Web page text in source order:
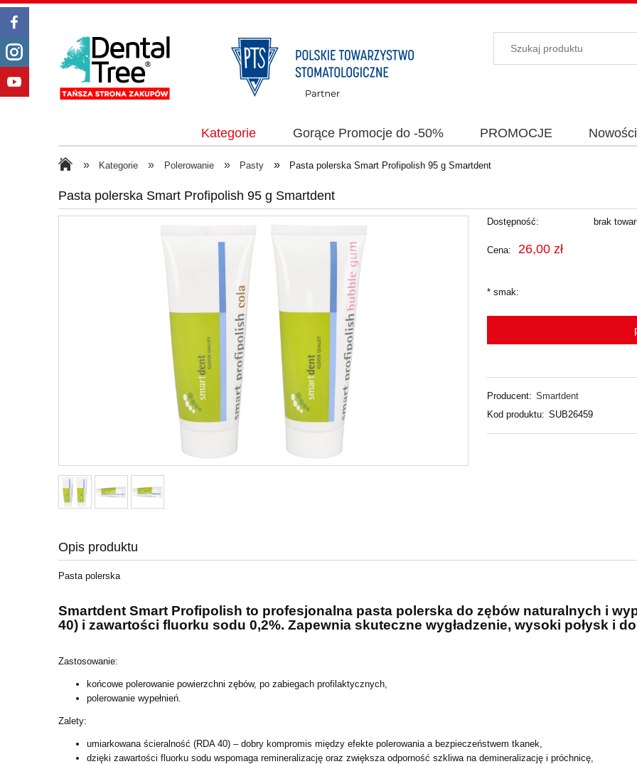
Kategorie Gorące Promocje do -50% PROMOCJE Nowości
» Kategorie » Polerowanie » Pasty » Pasta polerska Smart Profipolish 95 g Smartdent
Pasta polerska Smart Profipolish 95 g Smartdent
Dostępność: brak
Cena: 26,00 zł
*smak:
Producent: Smartdent
Kod produktu: SUB26459
Opis produktu
Pasta polerska
Smartdent Smart Profipolish to profesjonalna pasta polerska do zębów naturalnych i
40) i zawartości fluorku sodu 0,2%. Zapewnia skuteczne wygładzenie, wysoki połysk i
Zastosowanie:
końcowe polerowanie powierzchni zębów, po zabiegach profilaktycznych,
polerowanie wypełnień.
Zalety:
umiarkowana ścieralność (RDA 40) – dobry kompromis między efekte polerowania a bezpieczeństwem tkanek,
dzięki zawartości fluorku sodu wspomaga remineralizację oraz zwiększa odporność szkliwa na demineralizację i próchnicę,